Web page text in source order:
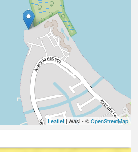
Leaflet | Wasi - ©OpenStreetMap